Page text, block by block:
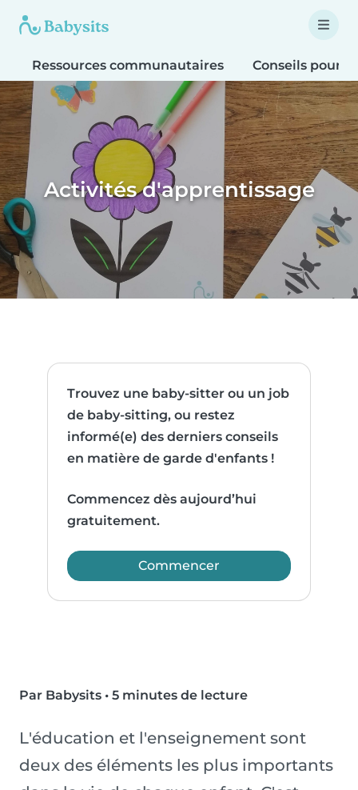
Ressources communautaires Conseils pour
Activités d'apprentissage
Trouvez une baby-sitter ou un job
de baby-sitting, ou restez
informé(e) des derniers conseils
en matière de garde d'enfants !
Commencez dès aujourd’hui
gratuitement.
Commencer
Par Babysits • 5 minutes de lecture
L'éducation et l'enseignement sont
deux des éléments les plus importants